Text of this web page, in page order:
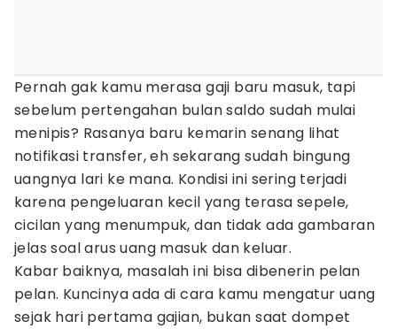
Pernah gak kamu merasa gaji baru masuk, tapi
sebelum pertengahan bulan saldo sudah mulai
menipis? Rasanya baru kemarin senang lihat
notifikasi transfer, eh sekarang sudah bingung
uangnya lari ke mana. Kondisi ini sering terjadi
karena pengeluaran kecil yang terasa sepele,
cicilan yang menumpuk, dan tidak ada gambaran
jelas soal arus uang masuk dan keluar.
Kabar baiknya, masalah ini bisa dibenerin pelan
pelan. Kuncinya ada di cara kamu mengatur uang
sejak hari pertama gajian, bukan saat dompet